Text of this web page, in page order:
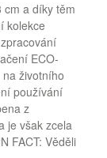
cm a díky těm
kolekce
ECO-
životního
používání
z
je však zcela
FACT: Věděli